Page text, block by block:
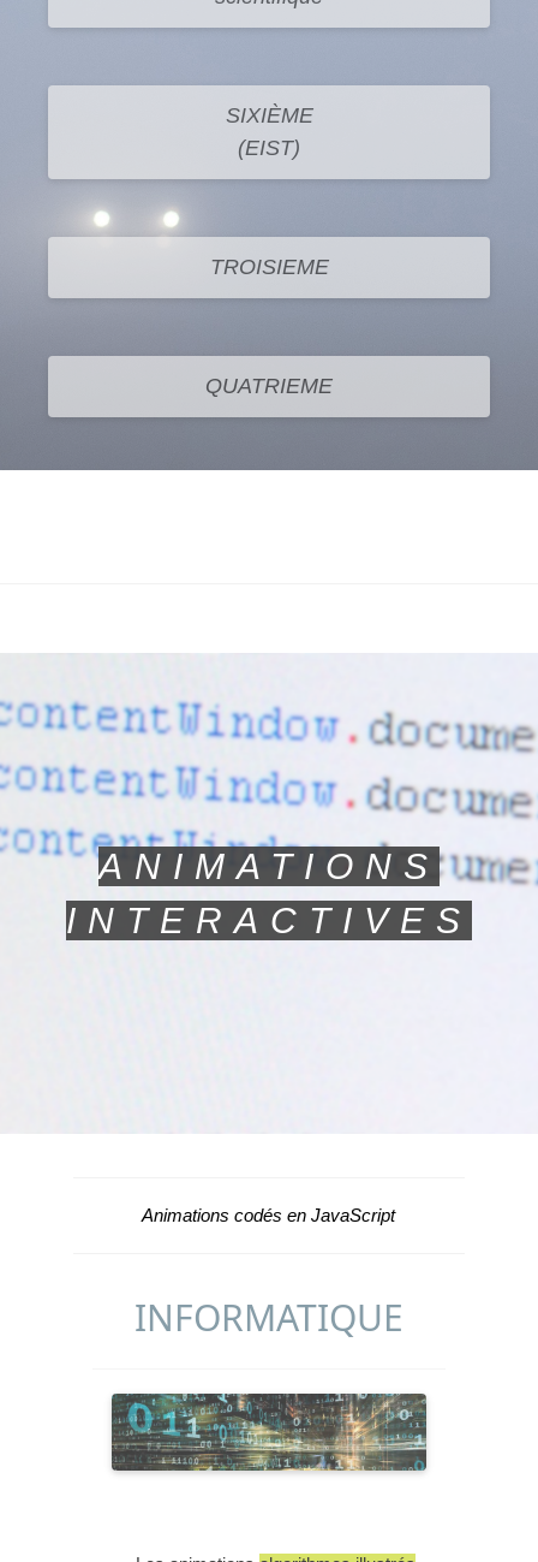
SIXIÈME
(EIST)
TROISIEME
QUATRIEME
ANIMATIONS
INTERACTIVES
Animations codés en JavaScript
INFORMATIQUE